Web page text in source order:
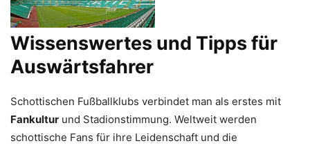
Wissenswertes und Tipps für
Auswärtsfahrer
Schottischen Fußballklubs verbindet man als erstes mit
Fankultur und Stadionstimmung. Weltweit werden
schottische Fans für ihre Leidenschaft und die